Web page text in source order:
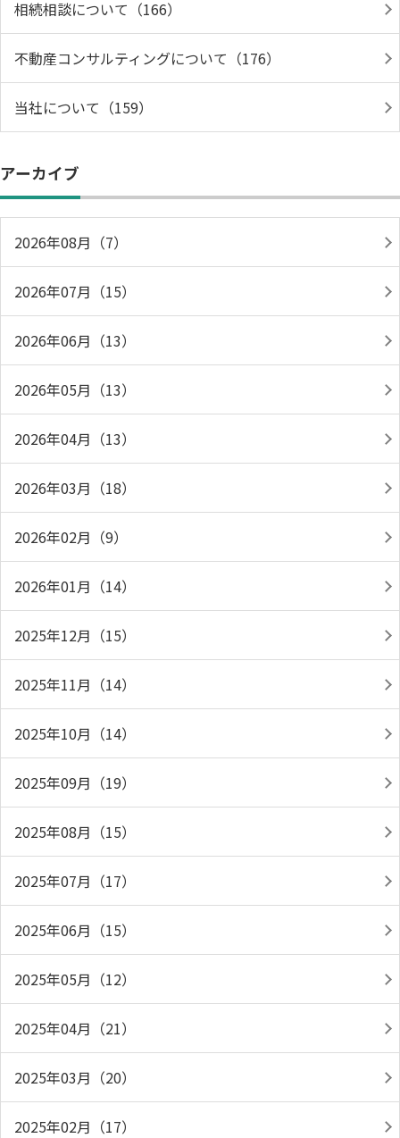
相続相談について（166）
不動産コンサルティングについて（176）
当社について（159）
アーカイブ
2026年08月（7）
2026年07月（15）
2026年06月（13）
2026年05月（13）
2026年04月（13）
2026年03月（18）
2026年02月（9）
2026年01月（14）
2025年12月（15）
2025年11月（14）
2025年10月（14）
2025年09月（19）
2025年08月（15）
2025年07月（17）
2025年06月（15）
2025年05月（12）
2025年04月（21）
2025年03月（20）
2025年02月（17）